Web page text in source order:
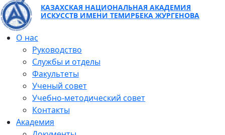
КАЗАХСКАЯ НАЦИОНАЛЬНАЯ АКАДЕМИЯ
ИСКУССТВ ИМЕНИ ТЕМИРБЕКА ЖУРГЕНОВА
О нас
Руководство
Службы и отделы
Факультеты
Ученый совет
Учебно-методический совет
Контакты
Академия